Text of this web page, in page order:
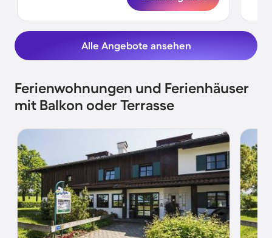
Alle Angebote ansehen
Ferienwohnungen und Ferienhäuser
mit Balkon oder Terrasse